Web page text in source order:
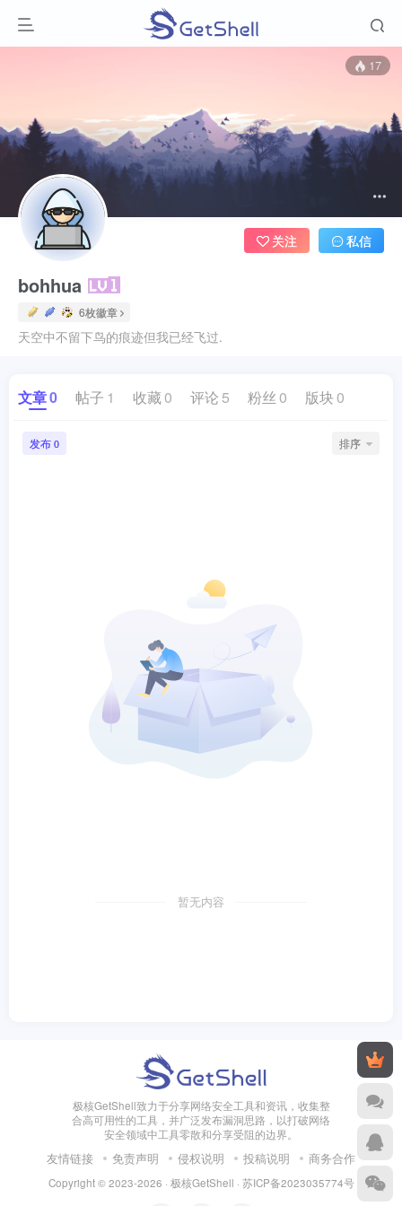
17
bohhua
6枚徽章
天空中不留下鸟的痕迹但我已经飞过.
关注 私信
文章0 帖子 1 收藏 0 评论 5 粉丝 0 版块 0
发布 0 排序
暂无内容
极核GetShell致力于分享网络安全工具和资讯，收集整
合高可用性的工具，并广泛发布漏洞思路，以打破网络
安全领域中工具零散和分享受阻的边界。
友情链接 免责声明 侵权说明 投稿说明 商务合作
Copyright © 2023-2026 · 极核GetShell · 苏ICP备2023035774号